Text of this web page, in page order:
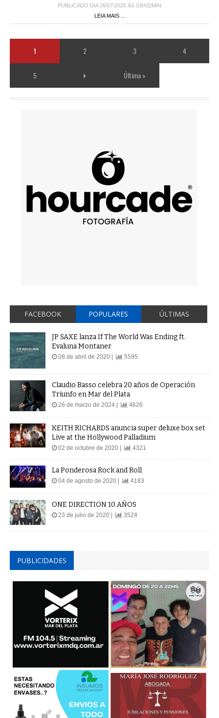
PUBLICADO DIA 26/07/2025 ÀS 03H32MIN
LEIA MAIS ...
1 2 3 4
5 Última »
FACEBOOK POPULARES ÚLTIMAS
JP SAXE lanza If The World Was Ending ft.
Evaluna Montaner
08 de abril de 2020 | 5595
Claudio Basso celebra 20 años de Operación
Triunfo en Mar del Plata
26 de marzo de 2024 | 4626
KEITH RICHARDS anuncia super deluxe box set
Live at the Hollywood Palladium
02 de octubre de 2020 | 4321
La Ponderosa Rock and Roll
04 de agosto de 2020 | 4183
ONE DIRECTION 10 AÑOS
23 de julio de 2020 | 3524
PUBLICIDADES